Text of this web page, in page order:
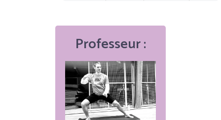
Professeur :